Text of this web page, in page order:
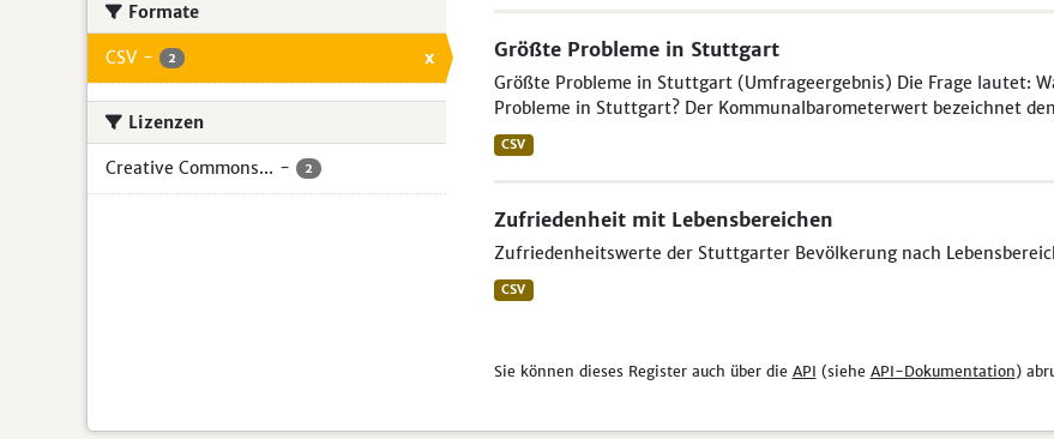
Formate
CSV - 2 x
Lizenzen
Creative Commons... - 2
Größte Probleme in Stuttgart
Größte Probleme in Stuttgart (Umfrageergebnis) Die Frage lautet:
Probleme in Stuttgart? Der Kommunalbarometerwert bezeichnet
CSV
Zufriedenheit mit Lebensbereichen
Zufriedenheitswerte der Stuttgarter Bevölkerung nach
CSV
Sie können dieses Register auch über die API (siehe API-Dokumentation)